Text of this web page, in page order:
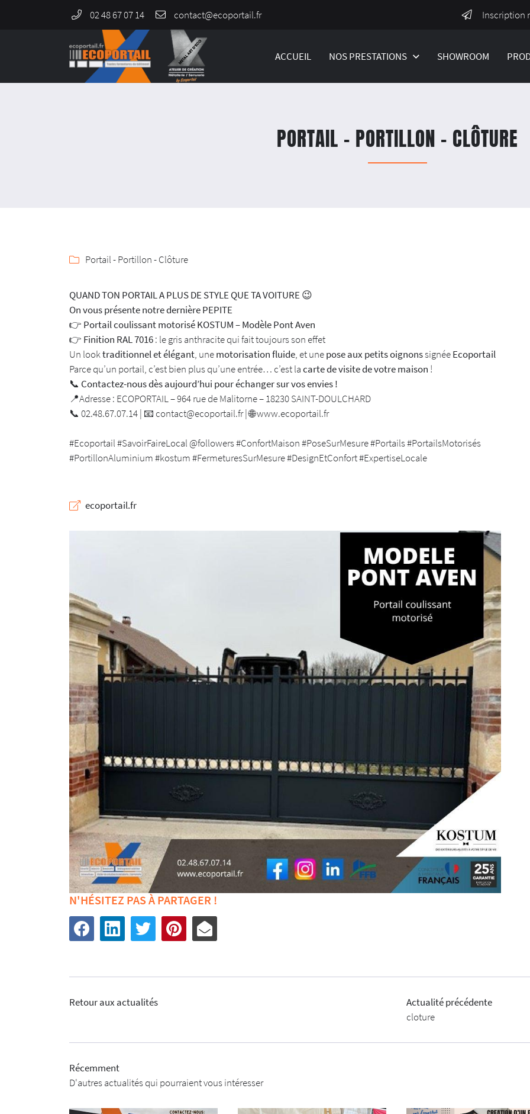
02 48 67 07 14 Inscription
ACCUEIL NOS PRESTATIONS SHOWROOM
964 Rue de Malitorne,
18230 Saint-Doulchard
02 48 67 07 14
Newsletter à recevoir
En cochant cette case, vous consentez à recevoir nos propositions commerciales à
l'adresse email indiqué ci-dessus. Vous pouvez vous désinscrire à tout moment en
le formulaire de désinscription .
INSCRIPTION
PORTAIL - PORTILLON - CLÔTURE
 Portail - Portillon - Clôture
QUAND TON PORTAIL A PLUS DE STYLE QUE TA VOITURE😉
On vous présente notre dernière PEPITE
👉 Portail coulissant motorisé KOSTUM – Modèle Pont Aven
👉 Finition RAL 7016: le gris anthracite qui fait toujours son effet
Un looktraditionnel et élégant, unemotorisation fluide, et unepose aux petits oignonssignéeEcoportail
Parce qu’un portail, c’est bien plus qu’une entrée… c’est lacarte de visite de votre maison !
📞 Contactez-nous dès aujourd’hui pour échanger sur vos envies !
📍Adresse : ECOPORTAIL – 964 rue de Malitorne – 18230 SAINT-DOULCHARD
📞 02.48.67.07.14 | 📧 contact@ecoportail.fr |🌐www.ecoportail.fr
#Ecoportail #SavoirFaireLocal @followers#ConfortMaison #PoseSurMesure#Portails #PortailsMotorisés
#PortillonAluminium #kostum #FermeturesSurMesure #DesignEtConfort #ExpertiseLocale
ecoportail.fr
N'HÉSITEZ PAS À PARTAGER !
Retour aux actualités
Actualité précédente
cloture
Récemment
D'autres actualités qui pourraient vous intéresser